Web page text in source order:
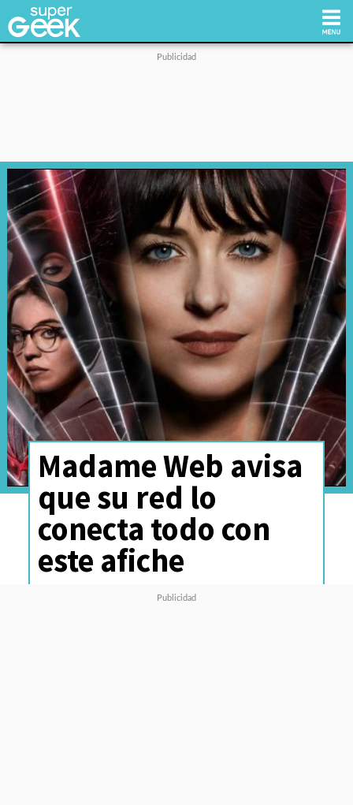
Tecnología
Videojuegos
Reviews
Cultura Pop
Streaming
Síguenos:
Madame Web avisa
que su red lo
conecta todo con
este afiche